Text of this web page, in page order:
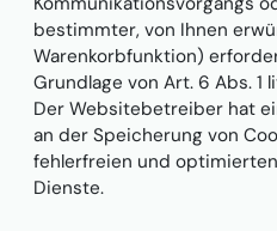
bestimmter, von Ihnen
Warenkorbfunktion)
Grundlage von Art. 6 Abs. 1
Der Websitebetreiber hat
an der Speicherung von
fehlerfreien und
Dienste.